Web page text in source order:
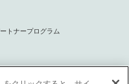
トナープログラム